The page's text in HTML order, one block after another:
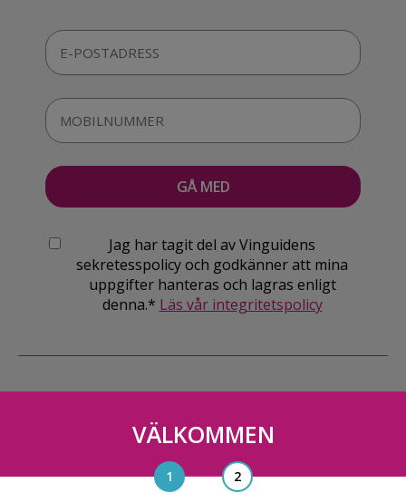
Jag har tagit del av Vinguidens
sekretesspolicy och godkänner att mina
uppgifter hanteras och lagras enligt
denna.* Läs vår integritetspolicy
Vinguiden Nordic AB
Blasieholmsgatan 4A, 111 48, Stockholm
VÄLKOMMEN